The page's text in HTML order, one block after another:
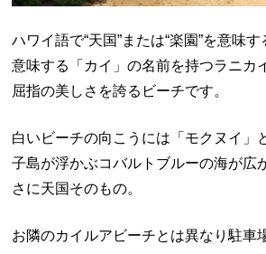
ハワイ語で“天国”または“楽園”を意味す
意味する「カイ」の名前を持つラニカ
屈指の美しさを誇るビーチです。
白いビーチの向こうには「モクヌイ」
子島が浮かぶコバルトブルーの海が広
さに天国そのもの。
お隣のカイルアビーチとは異なり駐車